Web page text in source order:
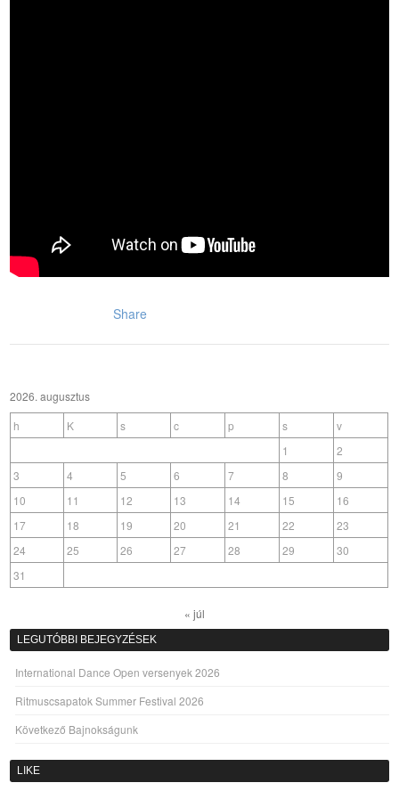
Share
2026. augusztus
h
K s c p s
v
1
2
3
4 5 6 7 8
9
10
11 12 13 14 15
16
17
18 19 20 21 22
23
24
25 26 27 28 29
30
31
« júl
LEGUTÓBBI BEJEGYZÉSEK
International Dance Open versenyek 2026
Ritmuscsapatok Summer Festival 2026
Következő Bajnokságunk
LIKE